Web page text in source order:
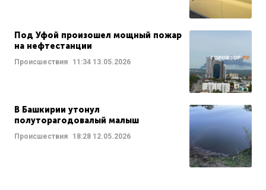
Под Уфой произошел мощный пожар
на нефтестанции
Происшествия 11:34 13.05.2026
В Башкирии утонул
полуторагодовалый малыш
Происшествия 18:28 12.05.2026